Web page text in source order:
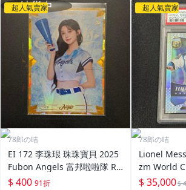
超人氣賣家
78郎の咭
EI 172 李珠珢 珠珠寶貝 2025
Fubon Angels 富邦啦啦隊 RC
限量16/99 新人亮面折射卡
$ 400 91折
超人氣賣家
78郎の咭
Lionel
zm World
西世界盃銀
$ 35,000$